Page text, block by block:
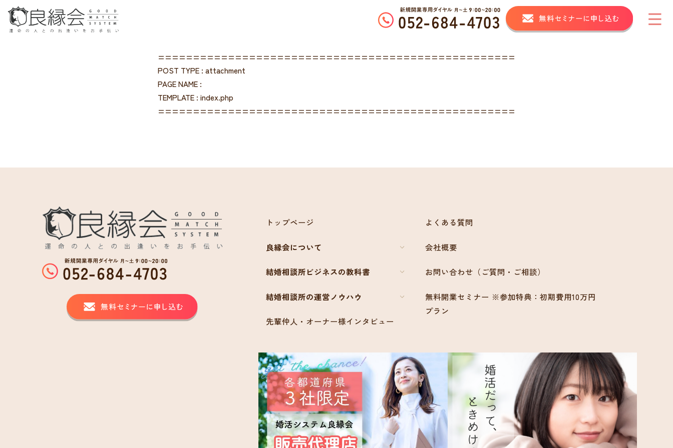
===================================================
POST TYPE : attachment
PAGE NAME :
TEMPLATE : index.php
===================================================
トップページ
良縁会について
結婚相談所ビジネスの教科書
結婚相談所の運営ノウハウ
先輩仲人・オーナー様インタビュー
よくある質問
会社概要
お問い合わせ（ご質問・ご相談）
無料開業セミナー ※参加特典：初期費用10万円
プラン